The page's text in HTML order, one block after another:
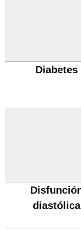
Diabetes
diastólica